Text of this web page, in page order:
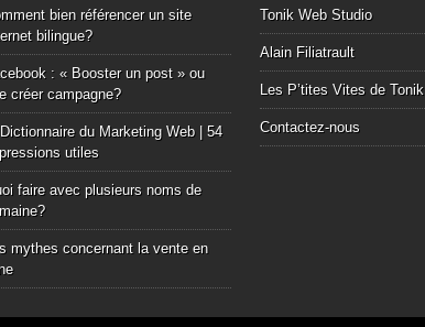
bien référencer un site
bilingue?
: « Booster un post » ou
créer campagne?
du Marketing Web | 54
utiles
faire avec plusieurs noms de
mythes concernant la vente en
Tonik Web Studio
Alain Filiatrault
Les P’tites Vites de Tonik
Contactez-nous